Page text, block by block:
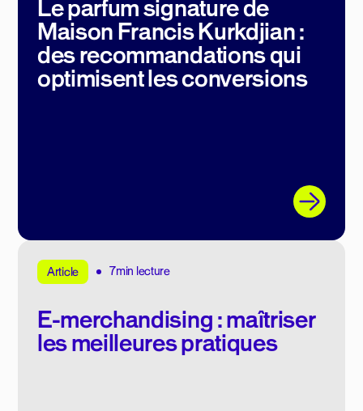
Le parfum signature de
Maison Francis Kurkdjian :
des recommandations qui
optimisent les conversions
Article 7min lecture
E-merchandising : maîtriser
les meilleures pratiques